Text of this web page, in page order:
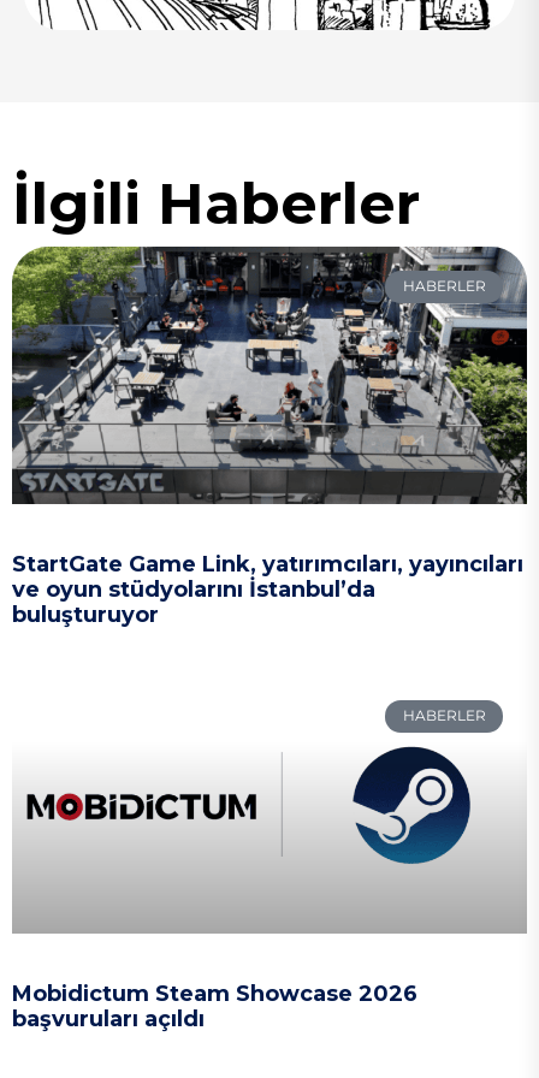
İlgili Haberler
HABERLER
StartGate Game Link, yatırımcıları, yayıncıları
ve oyun stüdyolarını İstanbul’da
buluşturuyor
HABERLER
Mobidictum Steam Showcase 2026
başvuruları açıldı